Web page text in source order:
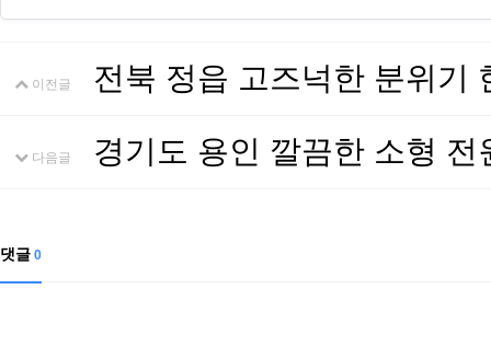
이전글 전북 정읍 고즈넉한 분위기
다음글 경기도 용인 깔끔한 소형 전
댓글 0